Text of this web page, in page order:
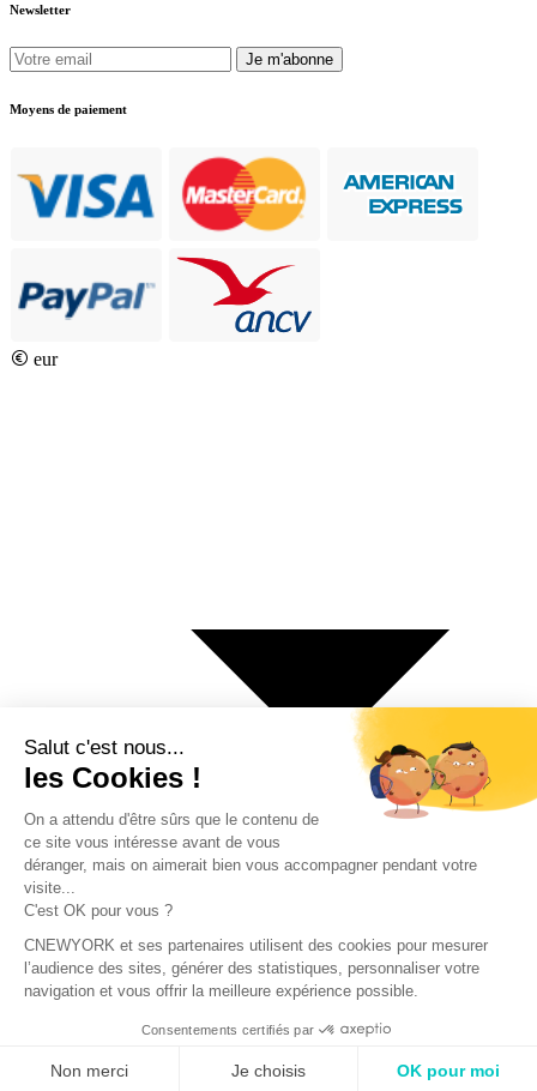
Newsletter
Je m'abonne
Moyens de paiement
eur
€ Euro
$ Dollar US
$ Dollar Canadien
₣ Franc Suisse
£ Livre sterling